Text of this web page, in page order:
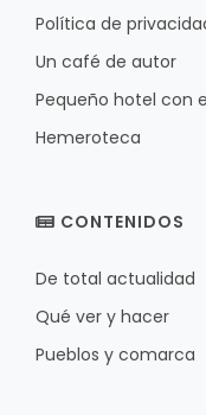
Política de
Un café de autor
Pequeño hotel con
Hemeroteca
CONTENIDOS
De total actualidad
Qué ver y hacer
Pueblos y comarca